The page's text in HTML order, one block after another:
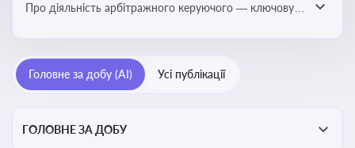
Про діяльність арбітражного керуючого — ключову
Головне за добу (AI) Усі публікації
ГОЛОВНЕ ЗА ДОБУ